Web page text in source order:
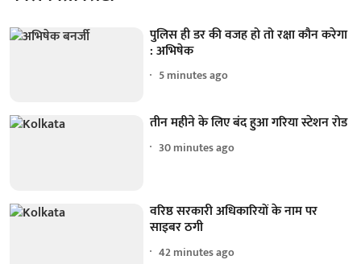
पुलिस ही डर की वजह हो तो रक्षा कौन करेगा
: अभिषेक
5 minutes ago
तीन महीने के लिए बंद हुआ गरिया स्टेशन रोड
30 minutes ago
वरिष्ठ सरकारी अधिकारियों के नाम पर
साइबर ठगी
42 minutes ago